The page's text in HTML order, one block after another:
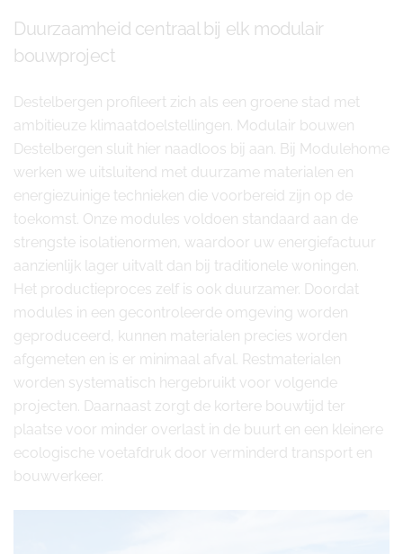
Duurzaamheid centraal bij elk modulair
bouwproject
Destelbergen profileert zich als een groene stad met
ambitieuze klimaatdoelstellingen. Modulair bouwen
Destelbergen sluit hier naadloos bij aan. Bij Modulehome
werken we uitsluitend met duurzame materialen en
energiezuinige technieken die voorbereid zijn op de
toekomst. Onze modules voldoen standaard aan de
strengste isolatienormen, waardoor uw energiefactuur
aanzienlijk lager uitvalt dan bij traditionele woningen.
Het productieproces zelf is ook duurzamer. Doordat
modules in een gecontroleerde omgeving worden
geproduceerd, kunnen materialen precies worden
afgemeten en is er minimaal afval. Restmaterialen
worden systematisch hergebruikt voor volgende
projecten. Daarnaast zorgt de kortere bouwtijd ter
plaatse voor minder overlast in de buurt en een kleinere
ecologische voetafdruk door verminderd transport en
bouwverkeer.